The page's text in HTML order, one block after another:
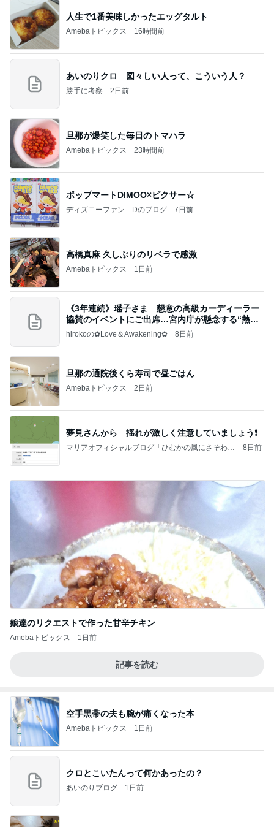
人生で1番美味しかったエッグタルト
Amebaトピックス 16時間前
あいのりクロ 図々しい人って、こういう人？
勝手に考察 2日前
旦那が爆笑した毎日のトマハラ
Amebaトピックス 23時間前
ポップマートDIMOO×ピクサー☆
ディズニーファン Dのブログ 7日前
高橋真麻 久しぶりのリベラで感激
Amebaトピックス 1日前
《3年連続》瑶子さま 懇意の高級カーディーラー
協賛のイベントにご出席…宮内庁が懸念する“熱心
すぎ
hirokoの✿Love＆Awakening✿ 8日前
旦那の通院後くら寿司で昼ごはん
Amebaトピックス 2日前
夢見さんから 揺れが激しく注意していましょう❗️
マリアオフィシャルブログ「ひむかの風にさそわれ
8日前
娘達のリクエストで作った甘辛チキン
Amebaトピックス 1日前
記事を読む
空手黒帯の夫も腕が痛くなった本
Amebaトピックス 1日前
クロとこいたんって何かあったの？
あいのりブログ 1日前